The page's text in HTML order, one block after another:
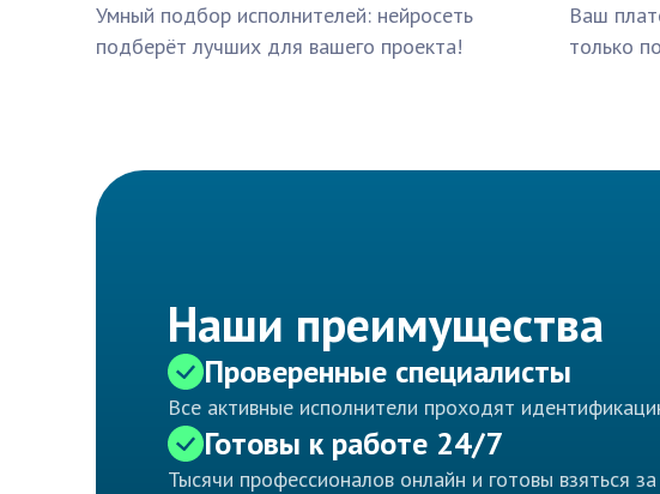
Умный подбор исполнителей: нейросеть
подберёт лучших для вашего проекта!
Ваш
только
Наши преимущества
Проверенные специалисты
Все активные исполнители проходят
Готовы к работе 24/7
Тысячи профессионалов онлайн и готовы взяться